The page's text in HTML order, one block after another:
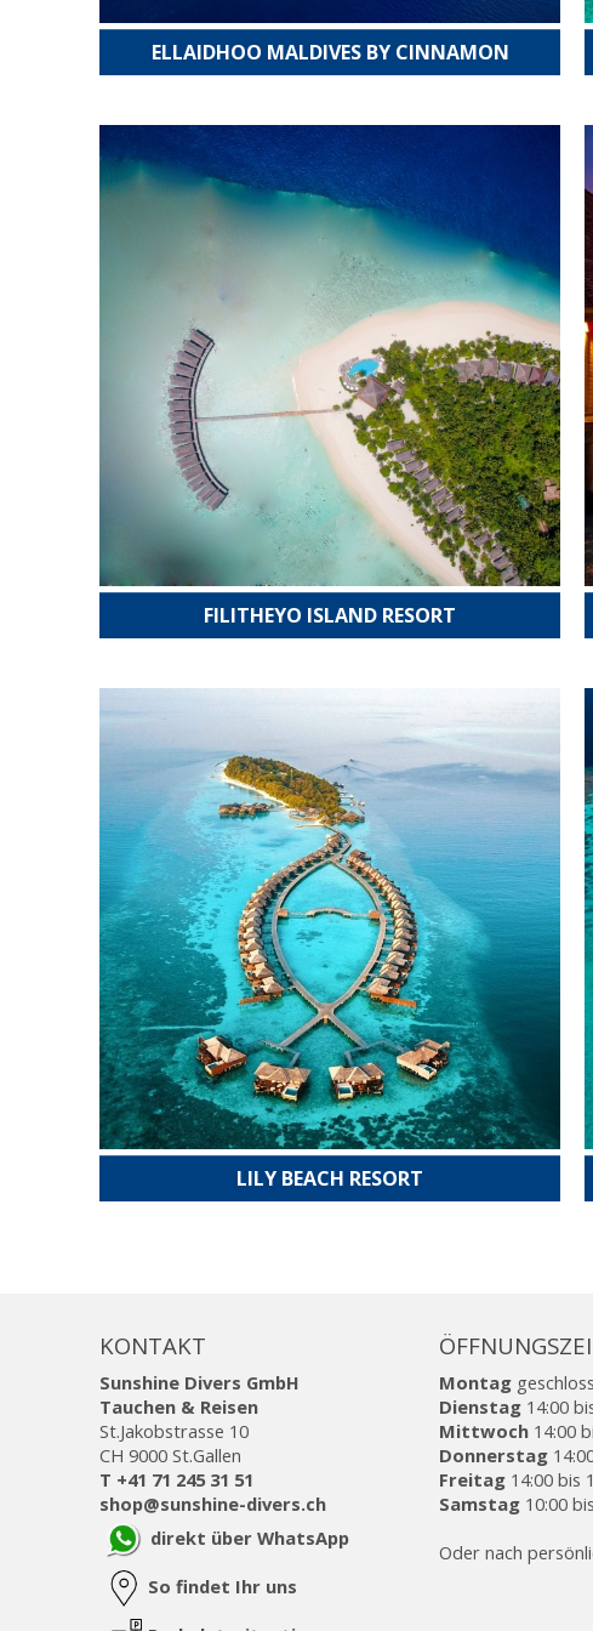
ELLAIDHOO MALDIVES BY CINNAMON
FILITHEYO ISLAND RESORT
LILY BEACH RESORT
KONTAKT
Sunshine Divers GmbH
Tauchen & Reisen
St.Jakobstrasse 10
CH 9000 St.Gallen
T +41 71 245 31 51
shop@sunshine-divers.ch
direkt über WhatsApp
So findet Ihr uns
Montag
Dienstag 14:00
Mittwoch 14:00
Donnerstag
Freitag 14:00 bis
Samstag 10:00
Oder nach